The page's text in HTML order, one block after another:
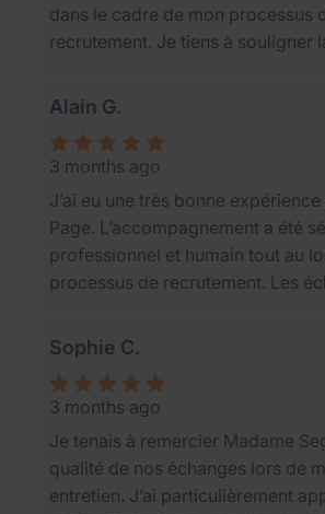
dans le cadre de mon processus
recrutement. Je tiens à souligner
processus. Myriam a su faire
régulier et sa capacité à
justesse ont été particulièrement
Le processus a été assez long,
toujours été présente, disponible
chaque étape. Elle a su instaurer
confiance, ce qui m’a permis
mon recrutement. Je la remercie
pour son accompagnement de
recommande sans hésitation.
Alain G.
3 months ago
J’ai eu une très bonne
Page. L’accompagnement a été
professionnel et humain tout au
processus de recrutement. Les
vraie écoute de mon parcours, de
et de mes contraintes. J’ai
apprécié la qualité du suivi, la
informations transmises et le
mise en relation avec l’entreprise.
cabinet de recrutement que je
pour son professionnalisme et la
Sophie C.
3 months ago
Je tenais à remercier Madame
qualité de nos échanges lors de
entretien. J’ai particulièrement